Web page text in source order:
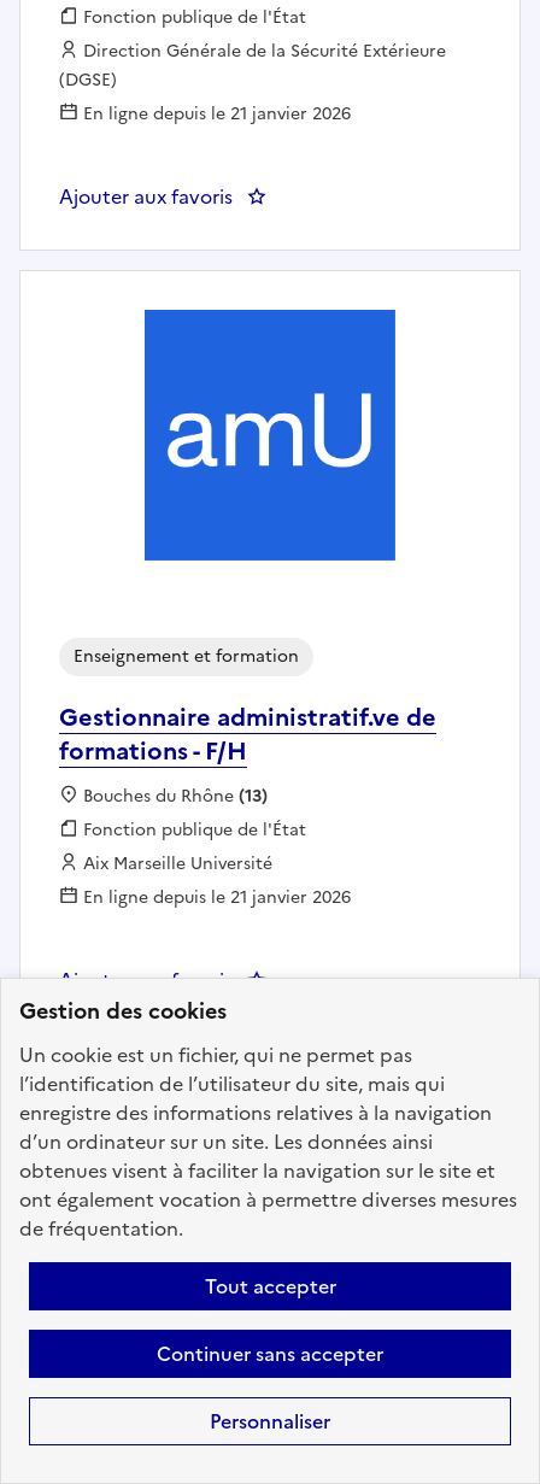
Gestion des cookies
Un cookie est un fichier, qui ne permet pas
l’identification de l’utilisateur du site, mais qui
enregistre des informations relatives à la navigation
d’un ordinateur sur un site. Les données ainsi
obtenues visent à faciliter la navigation sur le site et
ont également vocation à permettre diverses mesures
de fréquentation.
Tout accepter
Continuer sans accepter
Personnaliser
Fonction publique :
Fonction publique de l'État
Employeur :
Direction Générale de la Sécurité Extérieure
(DGSE)
En ligne depuis le 21 janvier 2026
Ajouter aux favoris : Formateur / Support de
Gestionnaire administratif.ve de
formations - F/H
Enseignement et formation
Localisation :
Bouches du Rhône(13)
Fonction publique :
Fonction publique de l'État
Employeur :
Aix Marseille Université
En ligne depuis le 21 janvier 2026
Ajouter aux favoris: Gestionnaire administratif.ve
Précédent 1 174 175 176
178
179 180 184 Suivant
Aller à la page
Téléchargez dès à
présent l'application
mobile “Choisir le
service public”